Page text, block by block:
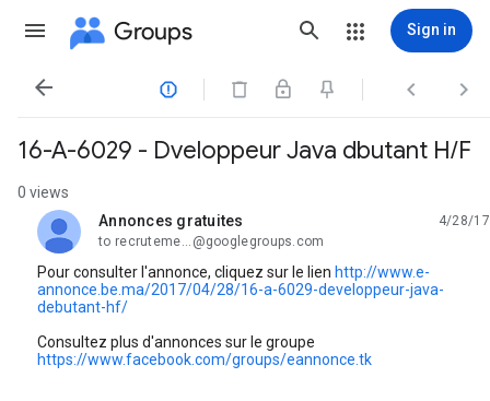
Groups Sign in
   
16-A-6029 - Dveloppeur Java dbutant H/F
0 views
Annonces gratuites
unread,
4/28/17
to recruteme...@googlegroups.com
Pour consulter l'annonce, cliquez sur le lien http://www.e-
annonce.be.ma/2017/04/28/16-a-6029-developpeur-java-
debutant-hf/
Consultez plus d'annonces sur le groupe
https://www.facebook.com/groups/eannonce.tk